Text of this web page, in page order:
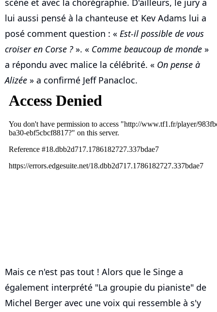
scène et avec la chorégraphie. D'ailleurs, le jury a
lui aussi pensé à la chanteuse et Kev Adams lui a
posé comment question : « Est-il possible de vous
croiser en Corse ?». « Comme beaucoup de monde »
a répondu avec malice la célébrité. « On pense à
Alizée » a confirmé Jeff Panacloc.
Mais ce n'est pas tout ! Alors que le Singe a
également interprété "La groupie du pianiste" de
Michel Berger avec une voix qui ressemble à s'y